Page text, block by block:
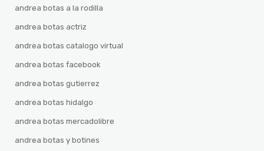
andrea botas a la rodilla
andrea botas actriz
andrea botas catalogo virtual
andrea botas facebook
andrea botas gutierrez
andrea botas hidalgo
andrea botas mercadolibre
andrea botas y botines